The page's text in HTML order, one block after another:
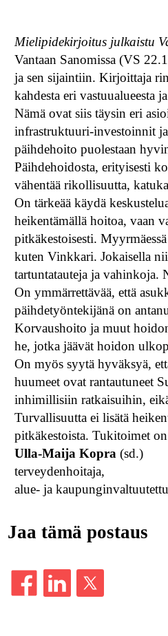
Mielipidekirjoitus julkaistu
Vantaan Sanomissa (VS
ja sen sijaintiin. Kirjoittaja
kahdesta eri vastuualueesta
Nämä ovat siis täysin eri
infrastruktuuri-investoinnit
päihdehoito puolestaan
Päihdehoidosta, erityisesti
vähentää rikollisuutta,
On tärkeää käydä
heikentämällä hoitoa, vaan
pitkäkestoisesti.
kuten Vinkkari. Jokaisella
tartuntatauteja ja vahinkoja.
On ymmärrettävää, että
päihdetyöntekijänä on
Korvaushoito ja muut
he, jotka jäävät hoidon
On myös syytä hyväksyä,
huumeet ovat rantautuneet
inhimillisiin ratkaisuihin,
Turvallisuutta ei lisätä
pitkäkestoista. Tukitoimet
Ulla-Maija Kopra (sd.)
terveydenhoitaja,
alue- ja kaupunginvaltuutettu
Jaa tämä postaus